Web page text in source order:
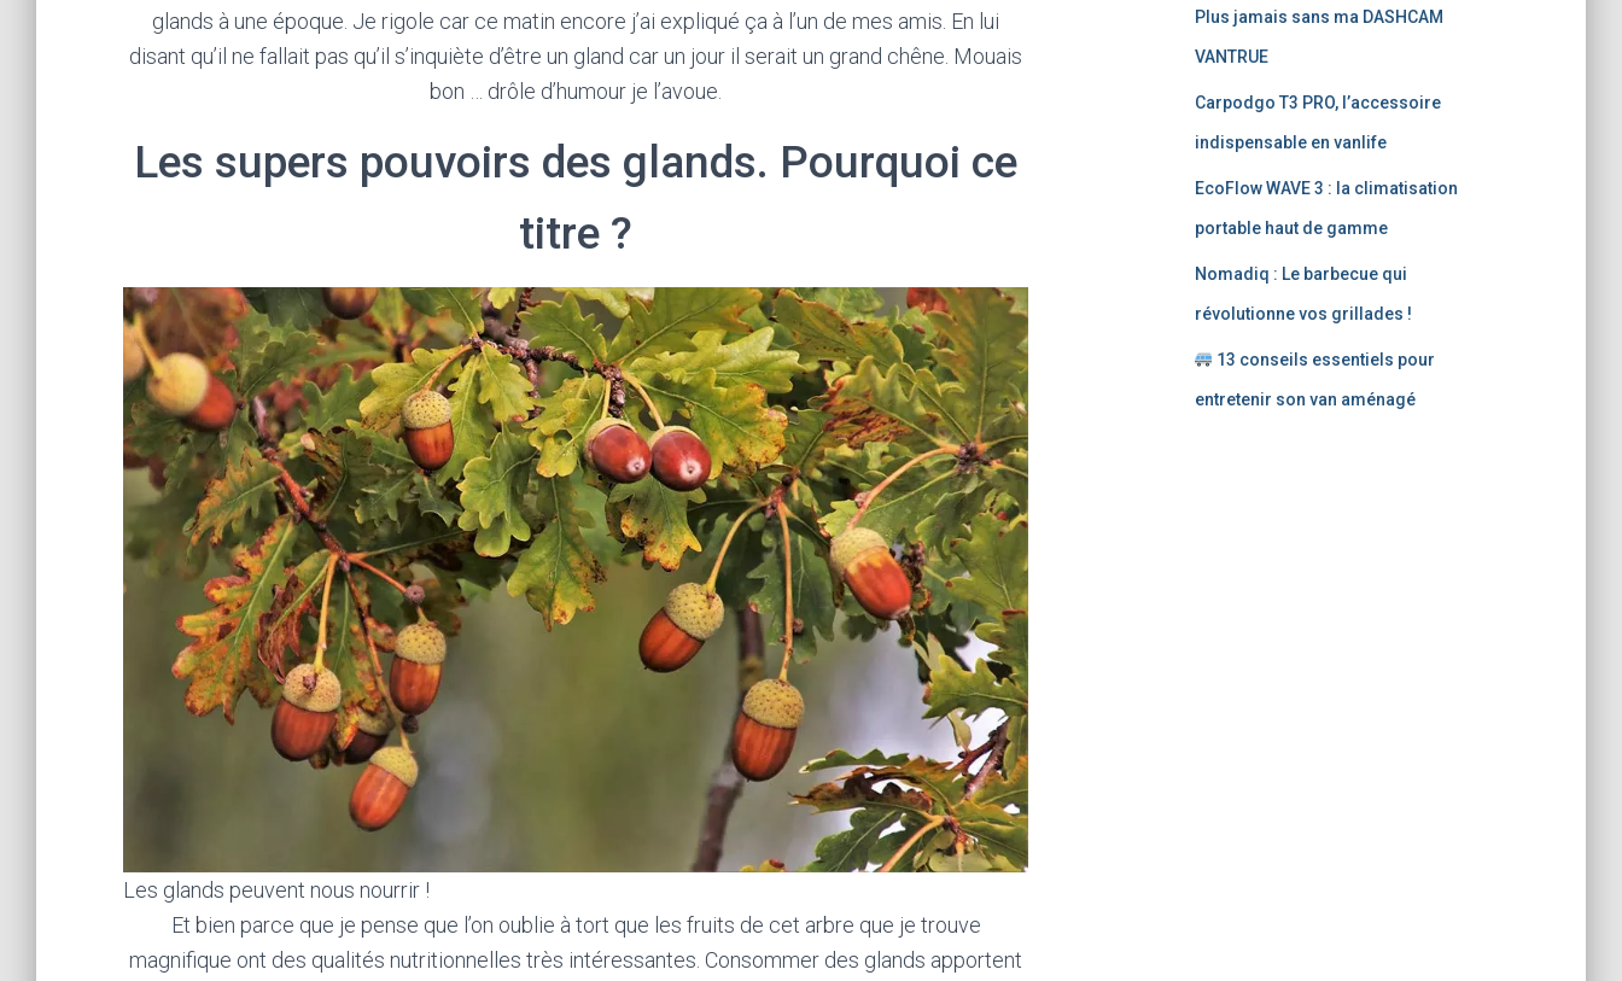
glands à une époque. Je rigole car ce matin encore j’ai expliqué ça à l’un de mes amis. En lui
disant qu’il ne fallait pas qu’il s’inquiète d’être un gland car un jour il serait un grand chêne. Mouais
bon … drôle d’humour je l’avoue.
Les supers pouvoirs des glands. Pourquoi ce
titre ?
Les glands peuvent nous nourrir !
Et bien parce que je pense que l’on oublie à tort que les fruits de cet arbre que je trouve
magnifique ont des qualités nutritionnelles très intéressantes. Consommer des glands apportent
Plus jamais sans ma DASHCAM
VANTRUE
Carpodgo T3 PRO, l’accessoire
indispensable en vanlife
EcoFlow WAVE 3 : la climatisation
portable haut de gamme
Nomadiq : Le barbecue qui
révolutionne vos grillades !
13 conseils essentiels pour
entretenir son van aménagé